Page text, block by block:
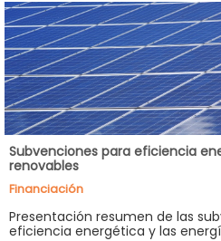
Subvenciones para eficiencia
renovables
Financiación
Presentación resumen de las
eficiencia energética y las